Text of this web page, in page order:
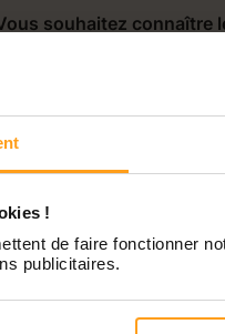
!
de faire fonctionner
publicitaires.
souhaitez connaître
Contactez-nous